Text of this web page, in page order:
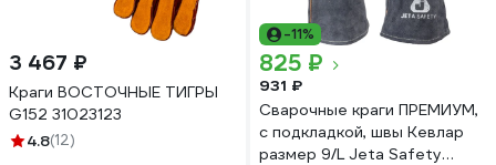
3 467 ₽
Краги ВОСТОЧНЫЕ ТИГРЫ
G152 31023123
4.8(12)
-11%
825 ₽
931 ₽
Сварочные краги ПРЕМИУМ,
с подкладкой, швы Кевлар
размер 9/L Jeta Safety